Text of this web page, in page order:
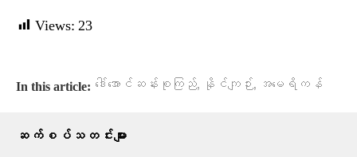
Views: 23
In this article: ဒေါ်အောင်ဆန်းစုကြည်, နိုင်ကျဉ်း, အမေရိကန်
ဆက်စပ်သတင်းများ